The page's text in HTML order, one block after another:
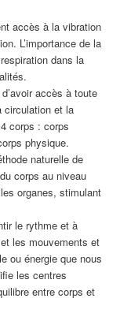
accès à la vibration
L’importance de la
dans la
accès à toute
circulation et la
corps : corps
physique.
naturelle de
corps au niveau
organes, stimulant
le rythme et à
les mouvements et
ou énergie que nous
les centres
entre corps et